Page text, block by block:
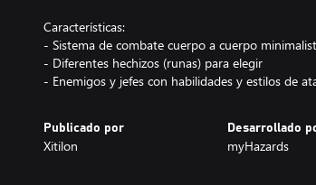
Características:
- Sistema de combate cuerpo a cuerpo
- Diferentes hechizos (runas) para elegir
- Enemigos y jefes con habilidades y estilos de
Publicado por
Xitilon
Desarrollado
myHazards